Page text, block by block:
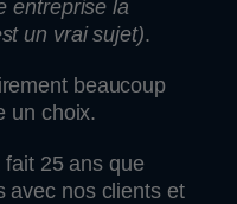
entreprise la
un vrai sujet).
beaucoup
un choix.
25 ans que
avec nos clients et